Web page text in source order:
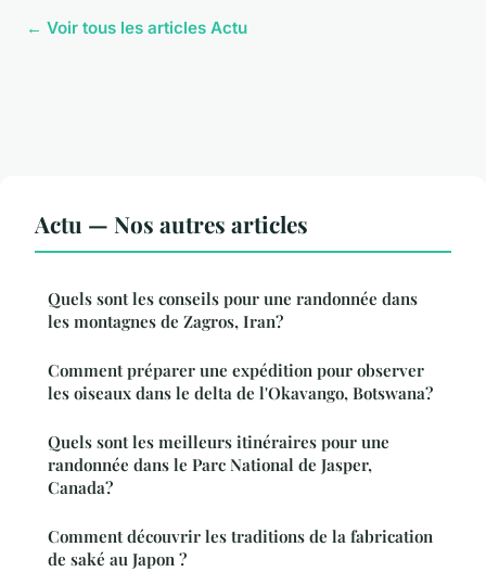
← Voir tous les articles Actu
Actu — Nos autres articles
Quels sont les conseils pour une randonnée dans
les montagnes de Zagros, Iran?
Comment préparer une expédition pour observer
les oiseaux dans le delta de l'Okavango, Botswana?
Quels sont les meilleurs itinéraires pour une
randonnée dans le Parc National de Jasper,
Canada?
Comment découvrir les traditions de la fabrication
de saké au Japon ?